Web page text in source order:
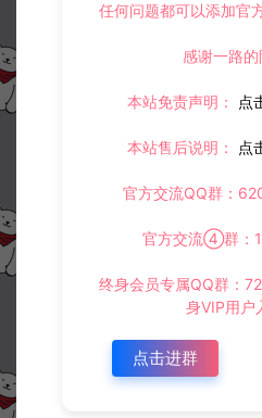
资源下载
30 星钻
任何问题都可以添加官
感谢一路的
本站免责声明： 点
本站售后说明： 点
官方交流QQ群：
官方交流④群：
终身会员专属QQ群：
身VIP用户
点击进群